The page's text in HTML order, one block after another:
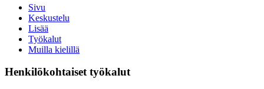
Sivu
Keskustelu
Lisää
Työkalut
Muilla kielillä
Henkilökohtaiset työkalut